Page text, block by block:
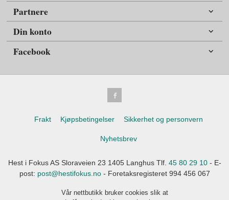
Partnere
Din konto
Facebook
Frakt Kjøpsbetingelser Sikkerhet og personvern
Nyhetsbrev
Hest i Fokus AS Sloraveien 23 1405 Langhus Tlf. 45 80 29 10- E-
post: post@hestifokus.no- Foretaksregisteret 994 456 067
Vår nettbutikk bruker cookies slik at